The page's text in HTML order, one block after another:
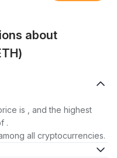
about
is , and the highest
.
all cryptocurrencies.